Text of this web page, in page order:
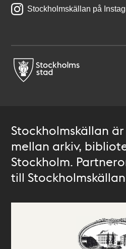
Stockholmskällan på
Stockholmskällan
mellan arkiv,
Stockholm.
till